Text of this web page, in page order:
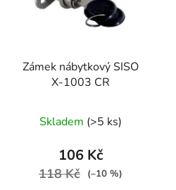
Zámek nábytkový SISO
X-1003 CR
Skladem (>5 ks)
106 Kč
118 Kč (–10 %)